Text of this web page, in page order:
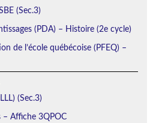
(Sec.3)
(PDA) – Histoire (2e cycle)
de l’école québécoise (PFEQ) –
(Sec.3)
– Affiche 3QPOC